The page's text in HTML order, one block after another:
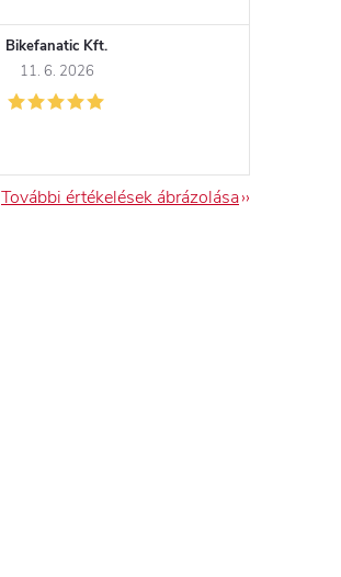
Bikefanatic Kft.
11. 6. 2026
További értékelések ábrázolása